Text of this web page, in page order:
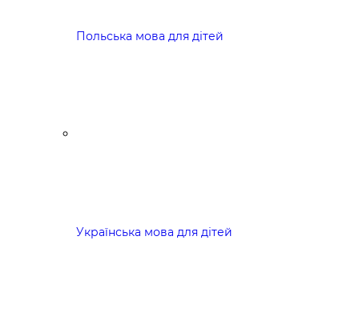
Польська мова для дітей
Українська мова для дітей